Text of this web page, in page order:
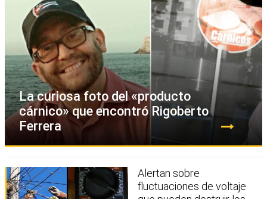
La curiosa foto del «producto
cárnico» que encontró Rigoberto
Ferrera
Alertan sobre
fluctuaciones de voltaje